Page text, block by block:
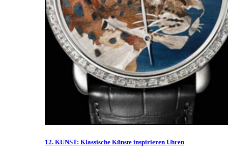
12. KUNST: Klassische Künste inspirieren Uhren